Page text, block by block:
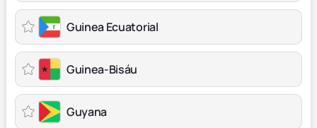
Guinea Ecuatorial
Guinea-Bisáu
Guyana